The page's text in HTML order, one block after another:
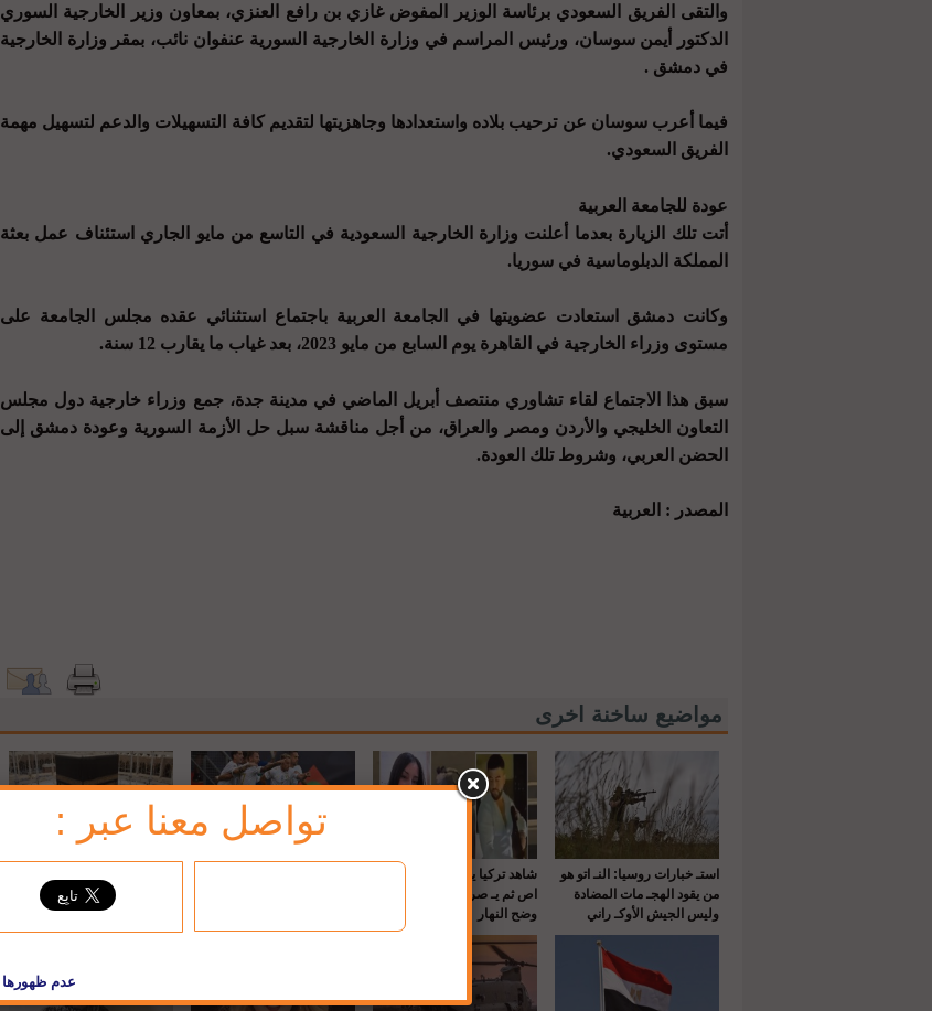
والتقى الفريق السعودي برئاسة الوزير المفوض غازي بن رافع العنزي، بمعاون وزير الخارجية السوري
الدكتور أيمن سوسان، ورئيس المراسم في وزارة الخارجية السورية عنفوان نائب، بمقر وزارة الخارجية
في دمشق .
فيما أعرب سوسان عن ترحيب بلاده واستعدادها وجاهزيتها لتقديم كافة التسهيلات والدعم لتسهيل مهمة
الفريق السعودي.
عودة للجامعة العربية
أتت تلك الزيارة بعدما أعلنت وزارة الخارجية السعودية في التاسع من مايو الجاري استئناف عمل بعثة
المملكة الدبلوماسية في سوريا.
وكانت دمشق استعادت عضويتها في الجامعة العربية باجتماع استثنائي عقده مجلس الجامعة على
مستوى وزراء الخارجية في القاهرة يوم السابع من مايو 2023، بعد غياب ما يقارب 12 سنة.
سبق هذا الاجتماع لقاء تشاوري منتصف أبريل الماضي في مدينة جدة، جمع وزراء خارجية دول مجلس
التعاون الخليجي والأردن ومصر والعراق، من أجل مناقشة سبل حل الأزمة السورية وعودة دمشق إلى
الحضن العربي، وشروط تلك العودة.
المصدر : العربية
مواضيع ساخنة اخرى
استـ خبارات روسيا: النـ اتو هو
من يقود الهجـ مات المضادة
وليس الجيش الأوكـ راني
شاهد تركيا يقـ تل حماه بالرصـ
اص ثم يـ صرع طليقته في
وضح النهار
وقفة عرفة والأربعاء عيد
تواصل معنا عبر :